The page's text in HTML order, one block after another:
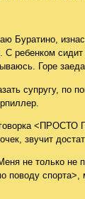
Буратино,
ребенком
Горе
супругу, по
звучит
не только не
поводу спорта>,